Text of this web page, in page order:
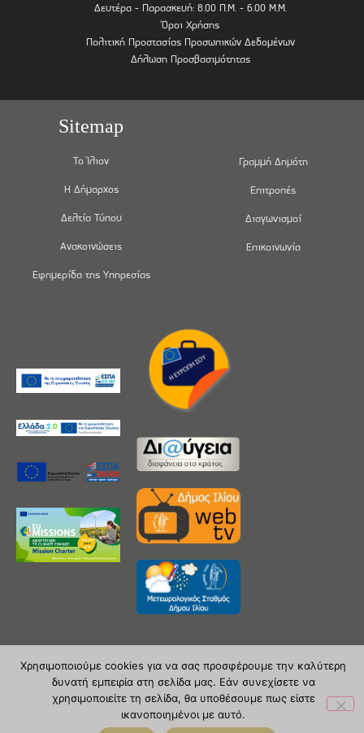
Δευτέρα - Παρασκευή: 8.00 Π.Μ. - 6.00 Μ.Μ.
Όροι Χρήσης
Πολιτική Προστασίας Προσωπικών Δεδομένων
Δήλωση Προσβασιμότητας
Sitemap
Το Ίλιον
Η Δήμαρχος
Δελτία Τύπου
Ανακοινώσεις
Εφημερίδα της Υπηρεσίας
Γραμμή Δημότη
Επιτροπές
Διαγωνισμοί
Επικοινωνία
Copyright 2020 © Δήμος Ιλίου
| powered by Evolutionprojects
Χρησιμοποιούμε cookies για να σας προσφέρουμε την καλύτερη
δυνατή εμπειρία στη σελίδα μας. Εάν συνεχίσετε να
χρησιμοποιείτε τη σελίδα, θα υποθέσουμε πως είστε
ικανοποιημένοι με αυτό.